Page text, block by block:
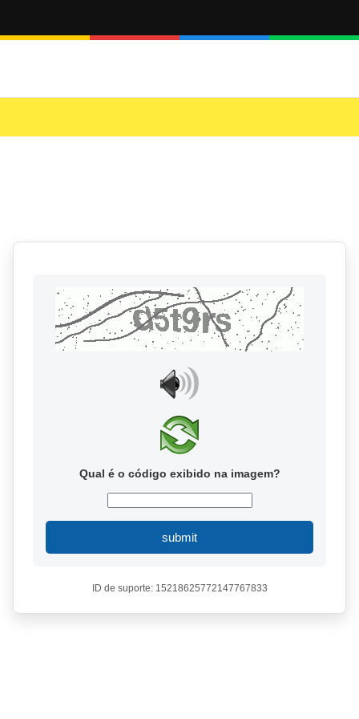
Qual é o código exibido na imagem?
submit
ID de suporte: 15218625772147767833